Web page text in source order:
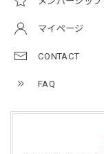
マイページ
CONTACT
FAQ